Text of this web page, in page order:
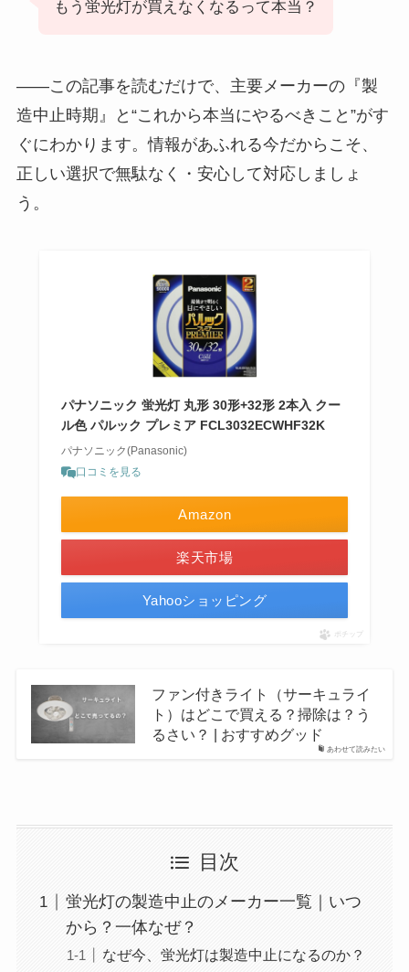
もう蛍光灯が買えなくなるって本当？
――この記事を読むだけで、主要メーカーの『製
造中止時期』と“これから本当にやるべきこと”がす
ぐにわかります。情報があふれる今だからこそ、
正しい選択で無駄なく・安心して対応しましょ
う。
パナソニック 蛍光灯 丸形 30形+32形 2本入 クー
ル色 パルック プレミア FCL3032ECWHF32K
パナソニック(Panasonic)
口コミを見る
Amazon
楽天市場
Yahooショッピング
ポチップ
あわせて読みたい
ファン付きライト（サーキュライ
ト）はどこで買える？掃除は？う
るさい？ | おすすめグッド
目次
蛍光灯の製造中止のメーカー一覧｜いつ
から？一体なぜ？
なぜ今、蛍光灯は製造中止になるのか？